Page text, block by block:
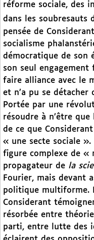
réforme sociale, des
dans les soubresauts
pensée de
socialisme
démocratique de son
son seul engagement
faire alliance avec le
et n’a pu se détacher
Portée par une
résoudre à n’être
de ce que
« une secte sociale
figure complexe de «
propagateur de la
Fourier, mais devant
politique multiforme.
Considerant
résorbée entre
parti, entre lutte des